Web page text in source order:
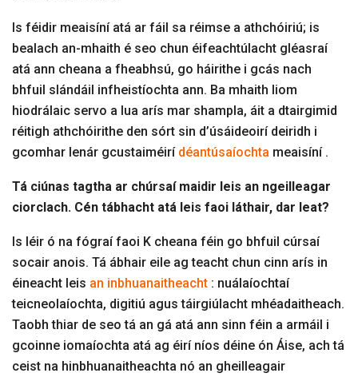
Is féidir meaisíní atá ar fáil sa réimse a athchóiriú; is
bealach an-mhaith é seo chun éifeachtúlacht gléasraí
atá ann cheana a fheabhsú, go háirithe i gcás nach
bhfuil slándáil infheistíochta ann. Ba mhaith liom
hiodrálaic servo a lua arís mar shampla, áit a dtairgimid
réitigh athchóirithe den sórt sin d’úsáideoirí deiridh i
gcomhar lenár gcustaiméirí déantúsaíochta meaisíní .
Tá ciúnas tagtha ar chúrsaí maidir leis an ngeilleagar
ciorclach. Cén tábhacht atá leis faoi láthair, dar leat?
Is léir ó na fógraí faoi K cheana féin go bhfuil cúrsaí
socair anois. Tá ábhair eile ag teacht chun cinn arís in
éineacht leis an inbhuanaitheacht : nuálaíochtaí
teicneolaíochta, digitiú agus táirgiúlacht mhéadaitheach.
Taobh thiar de seo tá an gá atá ann sinn féin a armáil i
gcoinne iomaíochta atá ag éirí níos déine ón Áise, ach tá
ceist na hinbhuanaitheachta nó an gheilleagair